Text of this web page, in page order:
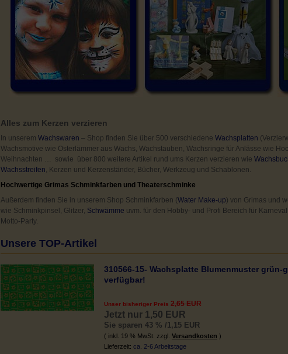
Alles zum Kerzen verzieren
In unserem Wachswaren – Shop finden Sie über 500 verschiedene Wachsplatten
Wachsmotive wie Osterlämmer aus Wachs, Wachstauben, Wachsringe für Anlässe wie
Weihnachten … sowie über 800 weitere Artikel rund ums Kerzen verzieren wie
Wachsstreifen, Kerzen und Kerzenständer, Bücher, Werkzeug und Schablonen.
Hochwertige Grimas Schminkfarben und Theaterschminke
Außerdem finden Sie in unserem Shop Schminkfarben (Water Make-up) von Grimas und
wie Schminkpinsel, Glitzer, Schwämme uvm. für den Hobby- und Profi Bereich für
Motto-Party.
Unsere TOP-Artikel
310566-15- Wachsplatte Blumenmuster grün-
verfügbar!
Unser bisheriger Preis 2,65 EUR
Jetzt nur 1,50 EUR
Sie sparen 43 % /1,15 EUR
( inkl. 19 % MwSt. zzgl. Versandkosten )
Lieferzeit: ca. 2-6 Arbeitstage